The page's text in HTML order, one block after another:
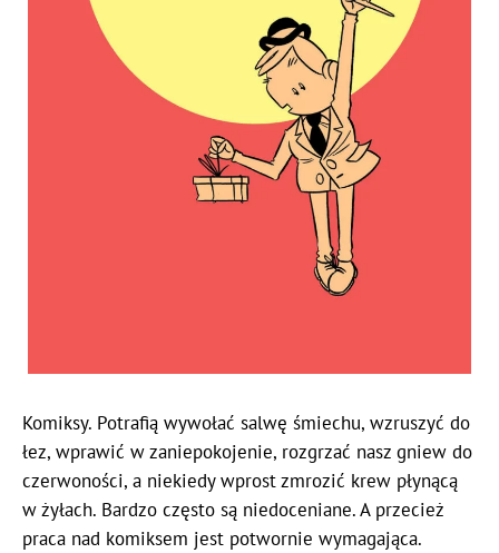
Komiksy. Potrafią wywołać salwę śmiechu, wzruszyć do
łez, wprawić w zaniepokojenie, rozgrzać nasz gniew do
czerwoności, a niekiedy wprost zmrozić krew płynącą
w żyłach. Bardzo często są niedoceniane. A przecież
praca nad komiksem jest potwornie wymagająca.